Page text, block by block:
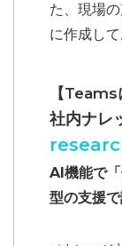
た、現場
に作成して
【Teams
社内ナレ
AI機能で
型の支援